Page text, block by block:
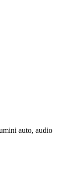
auto, audio